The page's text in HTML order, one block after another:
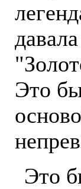
Это
Это